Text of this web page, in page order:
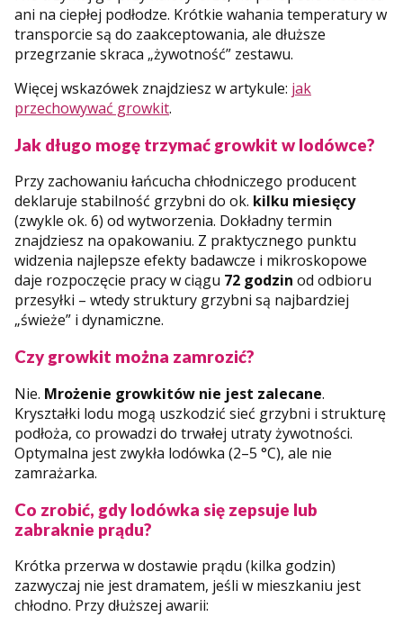
ani na ciepłej podłodze. Krótkie wahania temperatury w
transporcie są do zaakceptowania, ale dłuższe
przegrzanie skraca „żywotność” zestawu.
Więcej wskazówek znajdziesz w artykule: jak
przechowywać growkit.
Jak długo mogę trzymać growkit w lodówce?
Przy zachowaniu łańcucha chłodniczego producent
deklaruje stabilność grzybni do ok. kilku miesięcy
(zwykle ok. 6) od wytworzenia. Dokładny termin
znajdziesz na opakowaniu. Z praktycznego punktu
widzenia najlepsze efekty badawcze i mikroskopowe
daje rozpoczęcie pracy w ciągu 72 godzin od odbioru
przesyłki – wtedy struktury grzybni są najbardziej
„świeże” i dynamiczne.
Czy growkit można zamrozić?
Nie. Mrożenie growkitów nie jest zalecane.
Kryształki lodu mogą uszkodzić sieć grzybni i strukturę
podłoża, co prowadzi do trwałej utraty żywotności.
Optymalna jest zwykła lodówka (2–5 °C), ale nie
zamrażarka.
Co zrobić, gdy lodówka się zepsuje lub
zabraknie prądu?
Krótka przerwa w dostawie prądu (kilka godzin)
zazwyczaj nie jest dramatem, jeśli w mieszkaniu jest
chłodno. Przy dłuższej awarii: